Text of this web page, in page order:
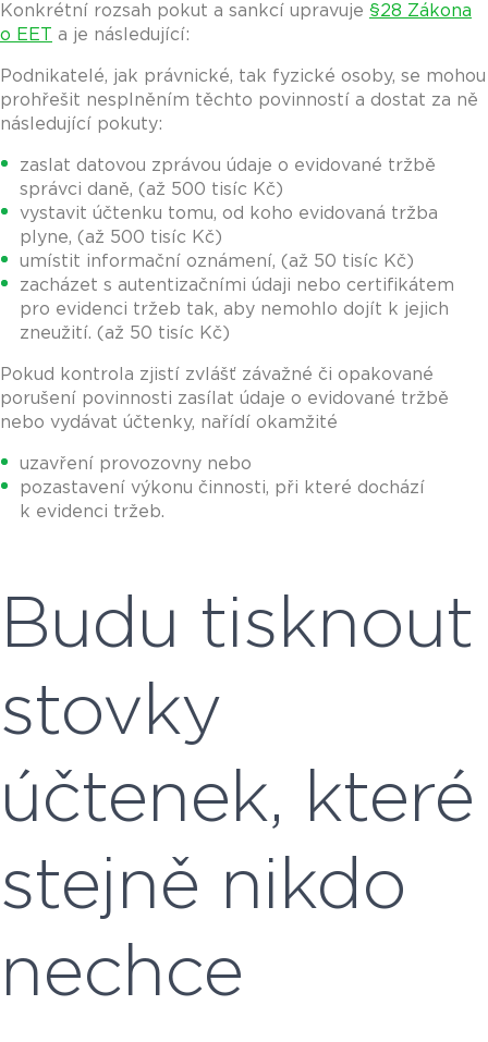
Konkrétní rozsah pokut a sankcí upravuje §28 Zákona
o EET a je následující:
Podnikatelé, jak právnické, tak fyzické osoby, se mohou
prohřešit nesplněním těchto povinností a dostat za ně
následující pokuty:
zaslat datovou zprávou údaje o evidované tržbě
správci daně, (až 500 tisíc Kč)
vystavit účtenku tomu, od koho evidovaná tržba
plyne, (až 500 tisíc Kč)
umístit informační oznámení, (až 50 tisíc Kč)
zacházet s autentizačními údaji nebo certifikátem
pro evidenci tržeb tak, aby nemohlo dojít k jejich
zneužití. (až 50 tisíc Kč)
Pokud kontrola zjistí zvlášť závažné či opakované
porušení povinnosti zasílat údaje o evidované tržbě
nebo vydávat účtenky, nařídí okamžité
uzavření provozovny nebo
pozastavení výkonu činnosti, při které dochází
k evidenci tržeb.
Budu tisknout
stovky
účtenek, které
stejně nikdo
nechce